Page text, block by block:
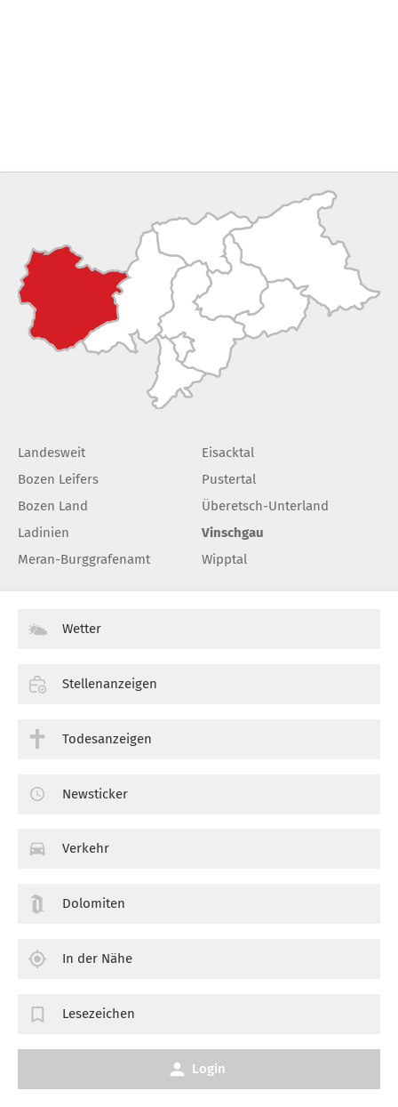
Landesweit
Bozen Leifers
Bozen Land
Ladinien
Meran-Burggrafenamt
Eisacktal
Pustertal
Überetsch-Unterland
Vinschgau
Wipptal
Wetter
Stellenanzeigen
Todesanzeigen
Newsticker
Verkehr
Dolomiten
In der Nähe
Lesezeichen
Login